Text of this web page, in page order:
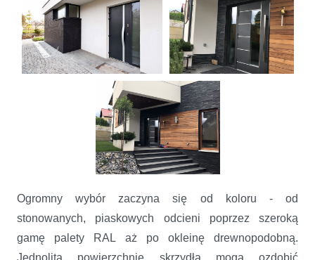
Ogromny wybór zaczyna się od koloru - od
stonowanych, piaskowych odcieni poprzez szeroką
gamę palety RAL aż po okleinę drewnopodobną.
Jednolitą powierzchnię skrzydła mogą ozdobić